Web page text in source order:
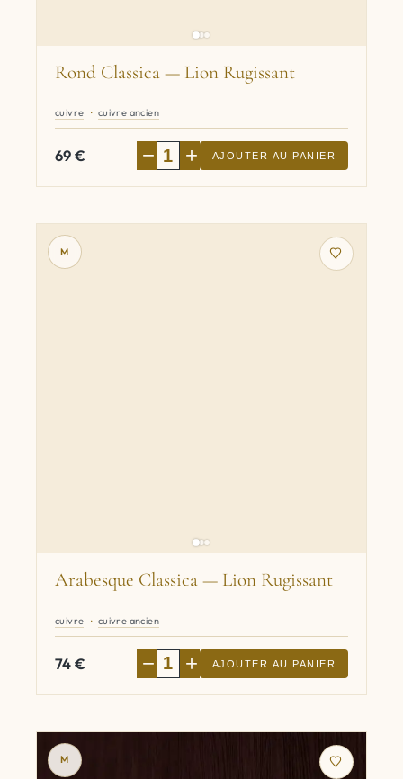
Rond Classica — Lion Rugissant
cuivre cuivre ancien
69€ − + AJOUTER AU PANIER
M
Arabesque Classica — Lion Rugissant
cuivre cuivre ancien
74€ − + AJOUTER AU PANIER
M